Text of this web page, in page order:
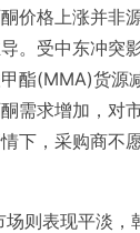
价格上涨并非
。受中东冲突
酯(MMA)货源
需求增加，对
下，采购商不
场则表现平淡，